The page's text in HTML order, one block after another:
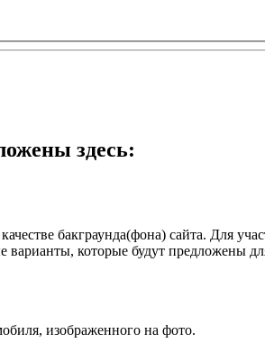
здесь:
бакграунда(фона) сайта. Для
которые будут предложены
изображенного на фото.